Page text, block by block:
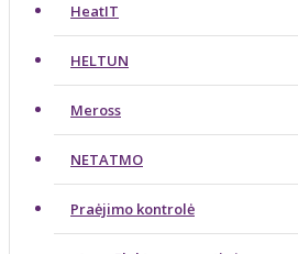
HeatIT
HELTUN
Meross
NETATMO
Praėjimo kontrolė